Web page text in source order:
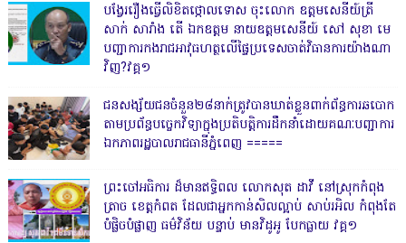
បង្វែររឿងធ្វើលិខិតថ្កោលទោស ចុះលោក ឧត្តមសេនីយ៍ត្រី
សាក់ សារាំង តើ ឯកឧត្តម នាយឧត្តមសេនីយ៍ សៅ សុខា មេ
បញ្ជាការកងរាជអាវុធហត្ថលើផ្ទៃប្រទេសចាត់វិធានការយ៉ាងណា
វិញ?វគ្គ១
ជនសង្ស័យជនចំនួន២៨នាក់ត្រូវបានឃាត់ខ្លួនពាក់ព័ន្ធការឆបោក
តាមប្រព័ន្ធបច្ចេកវិទ្យាក្នុងប្រតិបត្តិការដឹកនាំដោយគណៈបញ្ជាការ
ឯកភាពរដ្ឋបាលរាជធានីភ្នំពេញ ‎=====
ព្រះចៅអធិការ ដ៏មានឥទ្ធិពល លោកសុត ដាវី នៅស្រុកកំពុង
ត្រាច ខេត្តកំពត ដែលជាអ្នកកាន់សិលល្អាប់ សាប់រអិល កំពុងតែ
បំផ្លិចបំផ្លាញ ធម៌វិន័យ បន្ទាប់ មានវិដូអូ បែកធ្លាយ វគ្គ១